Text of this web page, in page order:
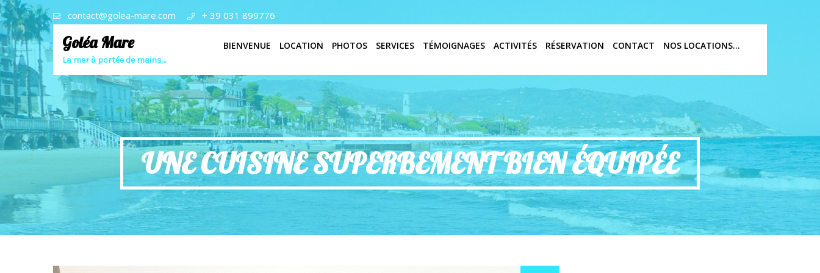
contact@golea-mare.com + 39 031 899776
Goléa Mare
La mer à portée de mains…
BIENVENUE LOCATION PHOTOS SERVICES TÉMOIGNAGES ACTIVITÉS RÉSERVATION CONTACT NOS LOCATIONS…
UNE CUISINE SUPERBEMENT BIEN ÉQUIPÉE